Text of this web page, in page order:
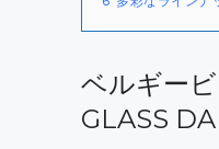
ベルギービ
GLASS